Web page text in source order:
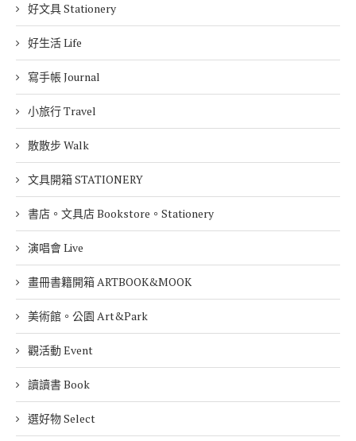
好文具 Stationery
好生活 Life
寫手帳 Journal
小旅行 Travel
散散步 Walk
文具開箱 STATIONERY
書店。文具店 Bookstore。Stationery
演唱會 Live
畫冊書籍開箱 ARTBOOK&MOOK
美術館。公園 Art&Park
觀活動 Event
讀讀書 Book
選好物 Select